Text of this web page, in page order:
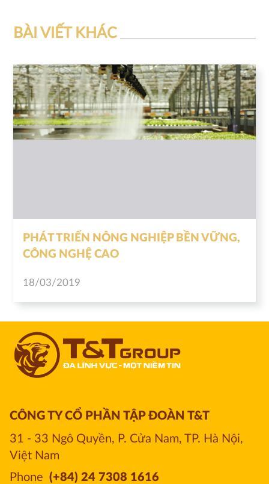
BÀI VIẾT KHÁC
PHÁT TRIỂN NÔNG NGHIỆP BỀN VỮNG,
CÔNG NGHỆ CAO
18/03/2019
CÔNG TY CỔ PHẦN TẬP ĐOÀN T&T
31 - 33 Ngô Quyền, P. Cửa Nam, TP. Hà Nội,
Việt Nam
Phone (+84) 24 7308 1616